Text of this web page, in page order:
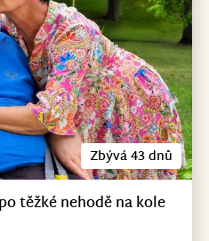
Zbývá 43 dnů
těžké nehodě na kole